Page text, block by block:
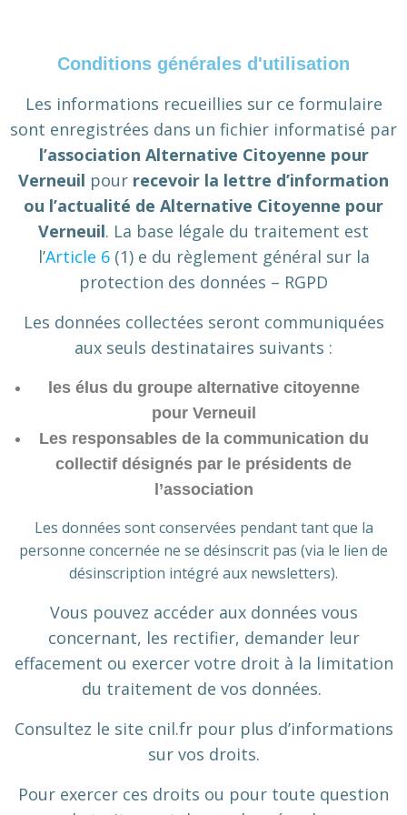
Conditions générales d'utilisation
Les informations recueillies sur ce formulaire
sont enregistrées dans un fichier informatisé par
l’association Alternative Citoyenne pour
Verneuil pour recevoir la lettre d’information
ou l’actualité de Alternative Citoyenne pour
Verneuil. La base légale du traitement est
l’Article 6 (1) e du règlement général sur la
protection des données – RGPD
Les données collectées seront communiquées
aux seuls destinataires suivants :
les élus du groupe alternative citoyenne
pour Verneuil
Les responsables de la communication du
collectif désignés par le présidents de
l’association
Les données sont conservées pendant tant que la
personne concernée ne se désinscrit pas (via le lien de
désinscription intégré aux newsletters).
Vous pouvez accéder aux données vous
concernant, les rectifier, demander leur
effacement ou exercer votre droit à la limitation
du traitement de vos données.
Consultez le site cnil.fr pour plus d’informations
sur vos droits.
Pour exercer ces droits ou pour toute question